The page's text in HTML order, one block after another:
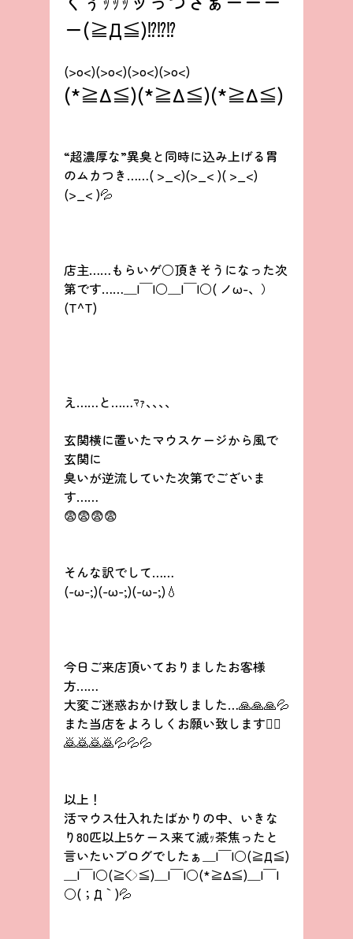
ー(≧Д≦)⁉️⁉️⁉️
(>o<)(>o<)(>o<)(>o<)
(*≧Δ≦)(*≧Δ≦)(*≧Δ≦)
“超濃厚な”異臭と同時に込み上げる胃
のムカつき……( >_<)(>_< )( >_<)
(>_< )💦
店主……もらいゲ○頂きそうになった次
第です……＿|￣|○＿|￣|○( ノω-、）
(T^T)
え……と……ﾏｧ､､､、
玄関横に置いたマウスケージから風で
玄関に
臭いが逆流していた次第でございま
す……
😨😨😨😨
そんな訳でして……
(-ω-;)(-ω-;)(-ω-;)💧
今日ご来店頂いておりましたお客様
方……
大変ご迷惑おかけ致しました…🙏🙏🙏💦
また当店をよろしくお願い致します🙇‍♂
🙇🙇🙇🙇💦💦💦
以上！
活マウス仕入れたばかりの中、いきな
り80匹以上5ケース来て滅ｯ茶焦ったと
言いたいブログでしたぁ＿|￣|○(≧Д≦)
＿|￣|○(≧◇≦)＿|￣|○(*≧Δ≦)＿|￣|
○(；´Д｀)💦